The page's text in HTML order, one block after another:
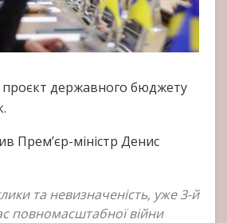
державного бюджету
Прем’єр-міністр Денис
та невизначеність, уже 3-й
повномасштабної війни